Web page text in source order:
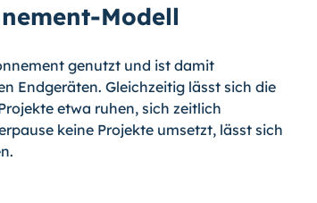
Modell
genutzt und ist damit
Endgeräten. Gleichzeitig lässt sich die
etwa ruhen, sich zeitlich
keine Projekte umsetzt, lässt sich